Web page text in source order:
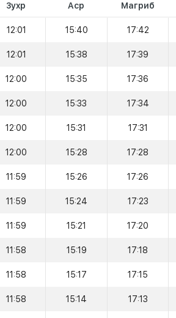
Зухр Аср Магриб
12:01 15:40 17:42
12:01 15:38 17:39
12:00 15:35 17:36
12:00 15:33 17:34
12:00 15:31 17:31
12:00 15:28 17:28
11:59 15:26 17:26
11:59 15:24 17:23
11:59 15:21 17:20
11:58 15:19 17:18
11:58 15:17 17:15
11:58 15:14 17:13